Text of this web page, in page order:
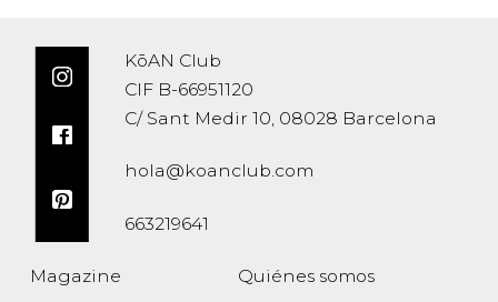
KōAN Club
CIF B-66951120
C/ Sant Medir 10, 08028 Barcelona
hola@koanclub.com
663219641
Magazine
Quiénes somos